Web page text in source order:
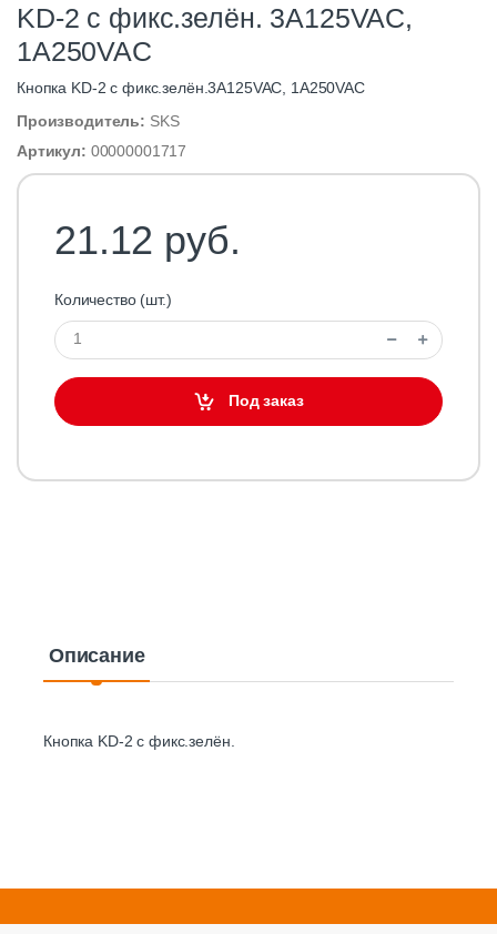
KD-2 с фикс.зелён. 3A125VAC,
1A250VAC
Кнопка KD-2 с фикс.зелён.3A125VAC, 1A250VAC
Производитель: SKS
Артикул: 00000001717
21.12 руб.
Количество (шт.)
Под заказ
Описание
Кнопка KD-2 с фикс.зелён.